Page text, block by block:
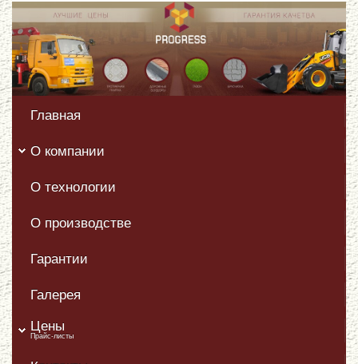
Главная
О компании
О технологии
О производстве
Гарантии
Галерея
Цены
Прайс-листы